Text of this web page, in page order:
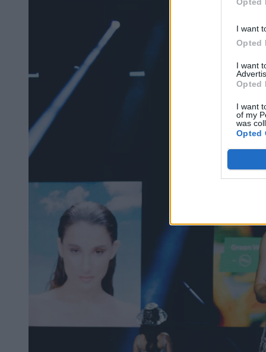
I want
Opted
I want
Opted
I want
of my
was
Opted